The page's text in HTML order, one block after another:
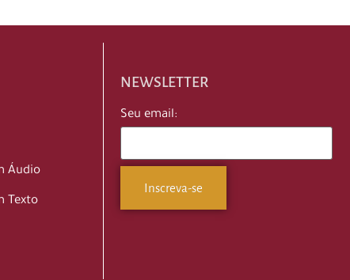
Áudio
Texto
NEWSLETTER
Seu email: